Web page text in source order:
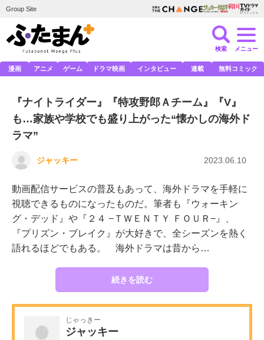
Group Site
検索 メニュー
漫画 アニメ ゲーム ドラマ映画 インタビュー 連載 無料コミック
『ナイトライダー』『特攻野郎Ａチーム』『V』
も…家族や学校でも盛り上がった“懐かしの海外ド
ラマ”
ジャッキー 2023.06.10
動画配信サービスの普及もあって、海外ドラマを手軽に
視聴できるものになったものだ。筆者も『ウォーキン
グ・デッド』や『２４ −ＴＷＥＮＴＹ ＦＯＵＲ−』、
『プリズン・ブレイク』が大好きで、全シーズンを熱く
語れるほどでもある。 海外ドラマは昔から…
続きを読む
じゃっきー
ジャッキー